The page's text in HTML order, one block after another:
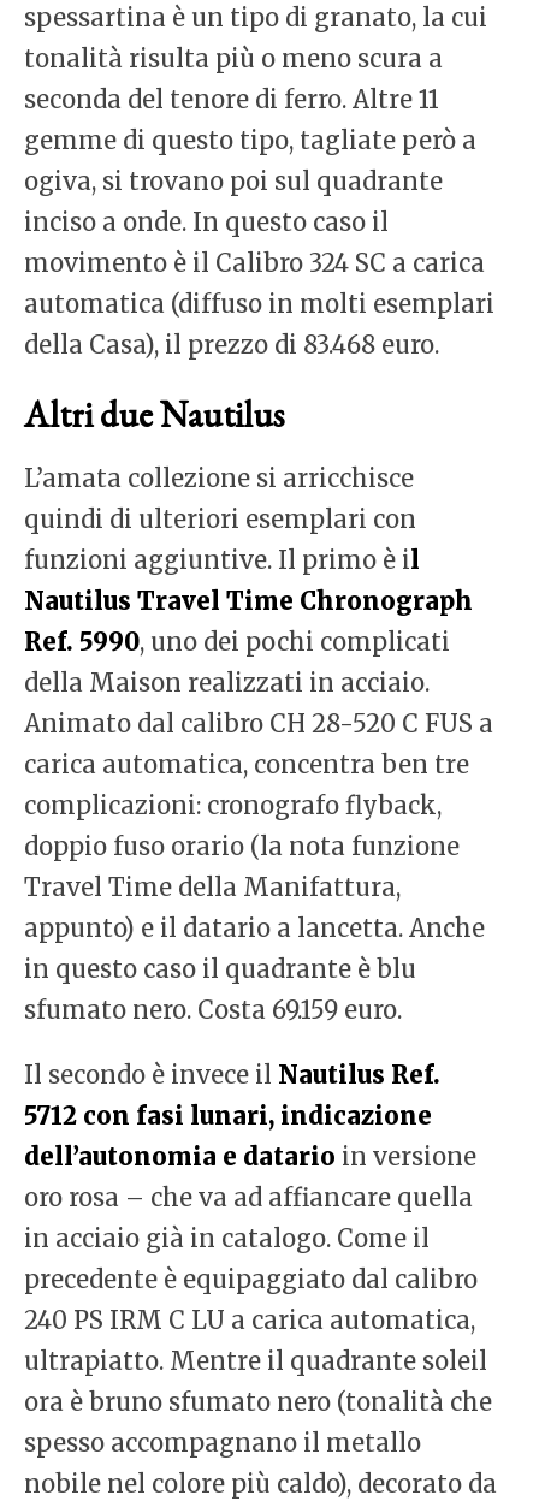
spessartina è un tipo di granato, la cui
tonalità risulta più o meno scura a
seconda del tenore di ferro. Altre 11
gemme di questo tipo, tagliate però a
ogiva, si trovano poi sul quadrante
inciso a onde. In questo caso il
movimento è il Calibro 324 SC a carica
automatica (diffuso in molti esemplari
della Casa), il prezzo di 83.468 euro.
Altri due Nautilus
L’amata collezione si arricchisce
quindi di ulteriori esemplari con
funzioni aggiuntive. Il primo è il
Nautilus Travel Time Chronograph
Ref. 5990, uno dei pochi complicati
della Maison realizzati in acciaio.
Animato dal calibro CH 28-520 C FUS a
carica automatica, concentra ben tre
complicazioni: cronografo flyback,
doppio fuso orario (la nota funzione
Travel Time della Manifattura,
appunto) e il datario a lancetta. Anche
in questo caso il quadrante è blu
sfumato nero. Costa 69.159 euro.
Il secondo è invece il Nautilus Ref.
5712 con fasi lunari, indicazione
dell’autonomia e datario in versione
oro rosa – che va ad affiancare quella
in acciaio già in catalogo. Come il
precedente è equipaggiato dal calibro
240 PS IRM C LU a carica automatica,
ultrapiatto. Mentre il quadrante soleil
ora è bruno sfumato nero (tonalità che
spesso accompagnano il metallo
nobile nel colore più caldo), decorato da